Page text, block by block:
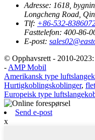
Adresse: 1618,
Longcheng Road,
Tlf: +86-532-
Fasttelefon: 400-86-
E-post:
© Opphavsrett - 2010-
- AMP Mobil
Amerikansk type
Hurtigkoblingskoblinger,
Europeisk type
Send e-post
x